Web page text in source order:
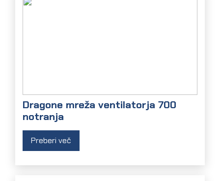
Dragone mreža ventilatorja 700
notranja
Preberi več